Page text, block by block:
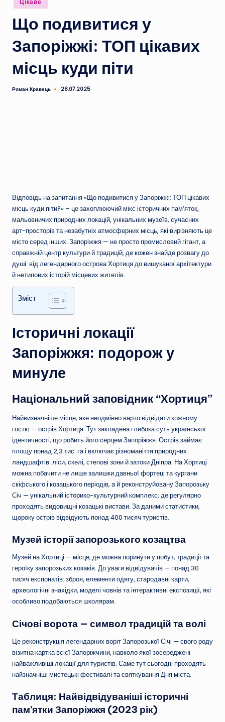
у
Що подивитися у
Запоріжжі: ТОП цікавих
місць куди піти
Опубліковано
Роман Кравець 28.07.2025
Відповідь на запитання «Що подивитися у Запоріжжі: ТОП цікавих
місць куди піти?» – це захоплюючий мікс історичних пам’яток,
мальовничих природних локацій, унікальних музеїв, сучасних
арт-просторів та незабутніх атмосферних місць, які вирізняють це
місто серед інших. Запоріжжя — не просто промисловий гігант, а
справжній центр культури й традицій, де кожен знайде розвагу до
душі: від легендарного острова Хортиця до вишуканої архітектури
й нетипових історій місцевих жителів.
Зміст
Історичні локації
Запоріжжя: подорож у
минуле
Національний заповідник “Хортиця”
Найвизначніше місце, яке неодмінно варто відвідати кожному
гостю — острів Хортиця. Тут закладена глибока суть української
ідентичності, що робить його серцем Запоріжжя. Острів займає
площу понад 2,3 тис. га і включає різноманіття природних
ландшафтів: ліси, скелі, степові зони й затоки Дніпра. На Хортиці
можна побачити не лише залишки давньої фортеці та кургани
скіфського і козацького періодів, а й реконструйовану Запорозьку
Січ — унікальний історико-культурний комплекс, де регулярно
проходять видовищні козацькі вистави. За даними статистики,
щороку острів відвідують понад 400 тисяч туристів.
Музей історії запорозького козацтва
Музей на Хортиці — місце, де можна поринути у побут, традиції та
героїку запорозьких козаків. До уваги відвідувачів — понад 30
тисяч експонатів: зброя, елементи одягу, стародавні карти,
археологічні знахідки, моделі човнів та інтерактивні експозиції, які
особливо подобаються школярам.
Січові ворота — символ традицій та волі
Це реконструкція легендарних воріт Запорозької Січі — свого роду
візитна картка всієї Запоріжчини, навколо якої зосереджені
найважливіші локації для туристів. Саме тут сьогодні проходять
найзначніші мистецькі фестивалі та святкування Дня міста.
Таблиця: Найвідвідуваніші історичні
пам’ятки Запоріжжя (2023 рік)